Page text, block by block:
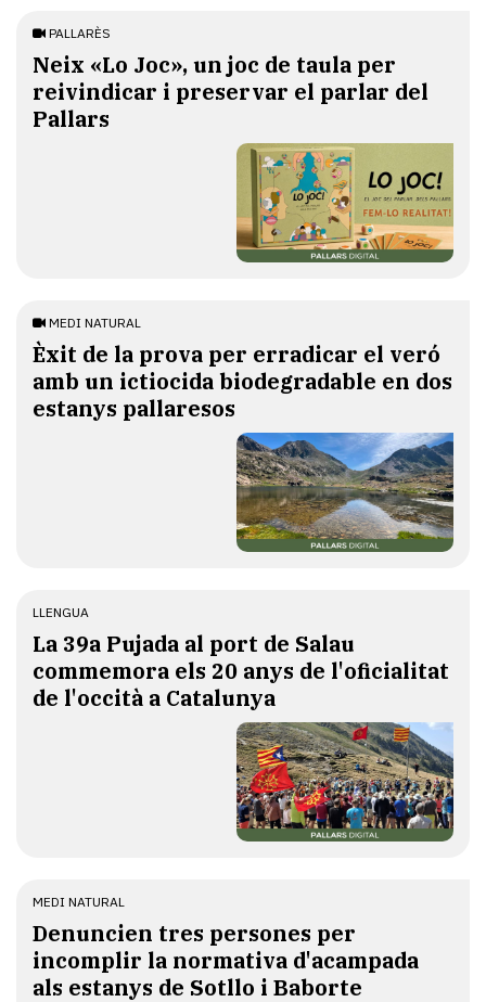
PALLARÈS
​Neix «Lo Joc», un joc de taula per
reivindicar i preservar el parlar del
Pallars
MEDI NATURAL
Èxit de la prova per erradicar el veró
amb un ictiocida biodegradable en dos
estanys pallaresos
LLENGUA
​La 39a Pujada al port de Salau
commemora els 20 anys de l'oficialitat
de l'occità a Catalunya
MEDI NATURAL
Denuncien tres persones per
incomplir la normativa d'acampada
als estanys de Sotllo i Baborte